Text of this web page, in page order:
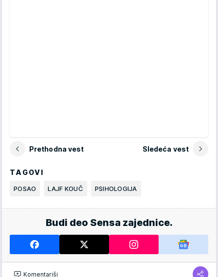
Prethodna vest Sledeća vest
TAGOVI
POSAO LAJF KOUČ PSIHOLOGIJA
Budi deo Sensa zajednice.
Komentariši